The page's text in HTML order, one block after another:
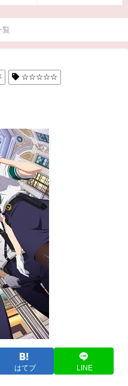
覧
☆☆☆☆☆
はてブ LINE